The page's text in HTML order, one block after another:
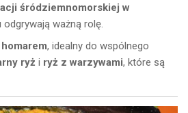
śródziemnomorskiej w
odgrywają ważną rolę.
, idealny do wspólnego
ryż i ryż z warzywami, które są